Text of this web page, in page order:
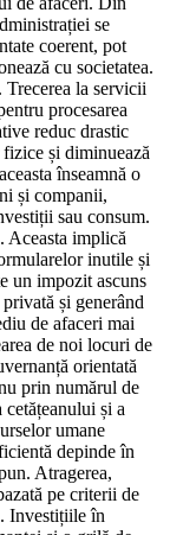
se
coerent, pot
cu societatea.
la servicii
procesarea
reduc drastic
și diminuează
înseamnă o
și companii,
sau consum.
Aceasta implică
inutile și
un impozit ascuns
și generând
de afaceri mai
de noi locuri de
orientată
prin numărul de
și a
umane
depinde în
Atragerea,
pe criterii de
Investițiile în